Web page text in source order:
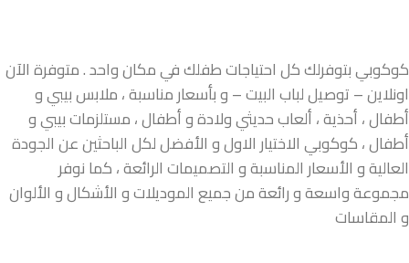
كوكوبي بتوفرلك كل احتياجات طفلك في مكان واحد . متوفرة الآن
اونلاين – توصيل لباب البيت – و بأسعار مناسبة ، ملابس بيبي و
أطفال ، أحذية ، ألعاب حديثي ولادة و أطفال ، مستلزمات بيبي و
أطفال ، كوكوبي الاختيار الاول و الأفضل لكل الباحثين عن الجودة
العالية و الأسعار المناسبة و التصميمات الرائعة ، كما نوفر
مجموعة واسعة و رائعة من جميع الموديلات و الأشكال و الألوان
و المقاسات